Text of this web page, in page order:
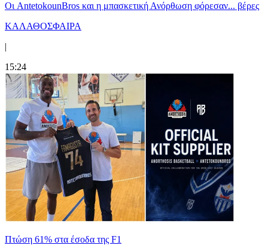
Oι AntetokounBros και η μπασκετική Ανόρθωση φόρεσαν... βέρες
ΚΑΛΑΘΟΣΦΑΙΡΑ
|
15:24
Πτώση 61% στα έσοδα της F1